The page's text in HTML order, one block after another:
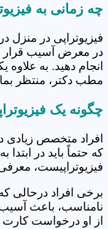
چه زمانی به
فیزیوتراپی در منزل
در معرض آسیب قرار
انجام دهید. به
مطب دکتر، منتظر
چگونه یک
افراد متخصص زیادی
که حتماً باید در
فیزیوتراپیست،
برخی افراد درحالی
نامناسب، باعث آسیب
از او درخواست